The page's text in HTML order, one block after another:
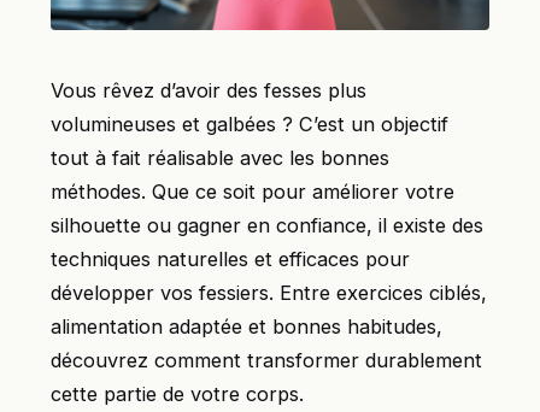
Vous rêvez d’avoir des fesses plus
volumineuses et galbées ? C’est un objectif
tout à fait réalisable avec les bonnes
méthodes. Que ce soit pour améliorer votre
silhouette ou gagner en confiance, il existe des
techniques naturelles et efficaces pour
développer vos fessiers. Entre exercices ciblés,
alimentation adaptée et bonnes habitudes,
découvrez comment transformer durablement
cette partie de votre corps.